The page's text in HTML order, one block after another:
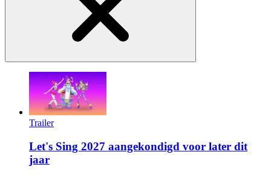
Trailer
Let's Sing 2027 aangekondigd voor later dit
jaar